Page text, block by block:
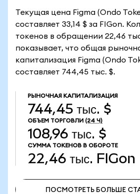
Текущая цена Figma (Ondo
составляет 33,14 $ за FIGon.
токенов в обращении 22,46
показывает, что общая
капитализация Figma (Ondo
составляет 744,45 тыс. $.
РЫНОЧНАЯ КАПИТАЛИЗАЦИЯ
744,45 тыс. $
ОБЪЕМ ТОРГОВЛИ (24 Ч)
108,96 тыс. $
СУММА ТОКЕНОВ В ОБОРОТЕ
22,46 тыс. FIGon
ПОСМОТРЕТЬ БОЛЬШЕ